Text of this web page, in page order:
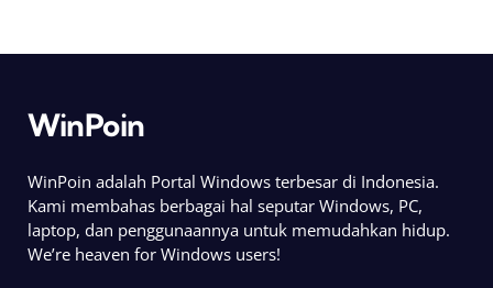
WinPoin
WinPoin adalah Portal Windows terbesar di Indonesia.
Kami membahas berbagai hal seputar Windows, PC,
laptop, dan penggunaannya untuk memudahkan hidup.
We’re heaven for Windows users!